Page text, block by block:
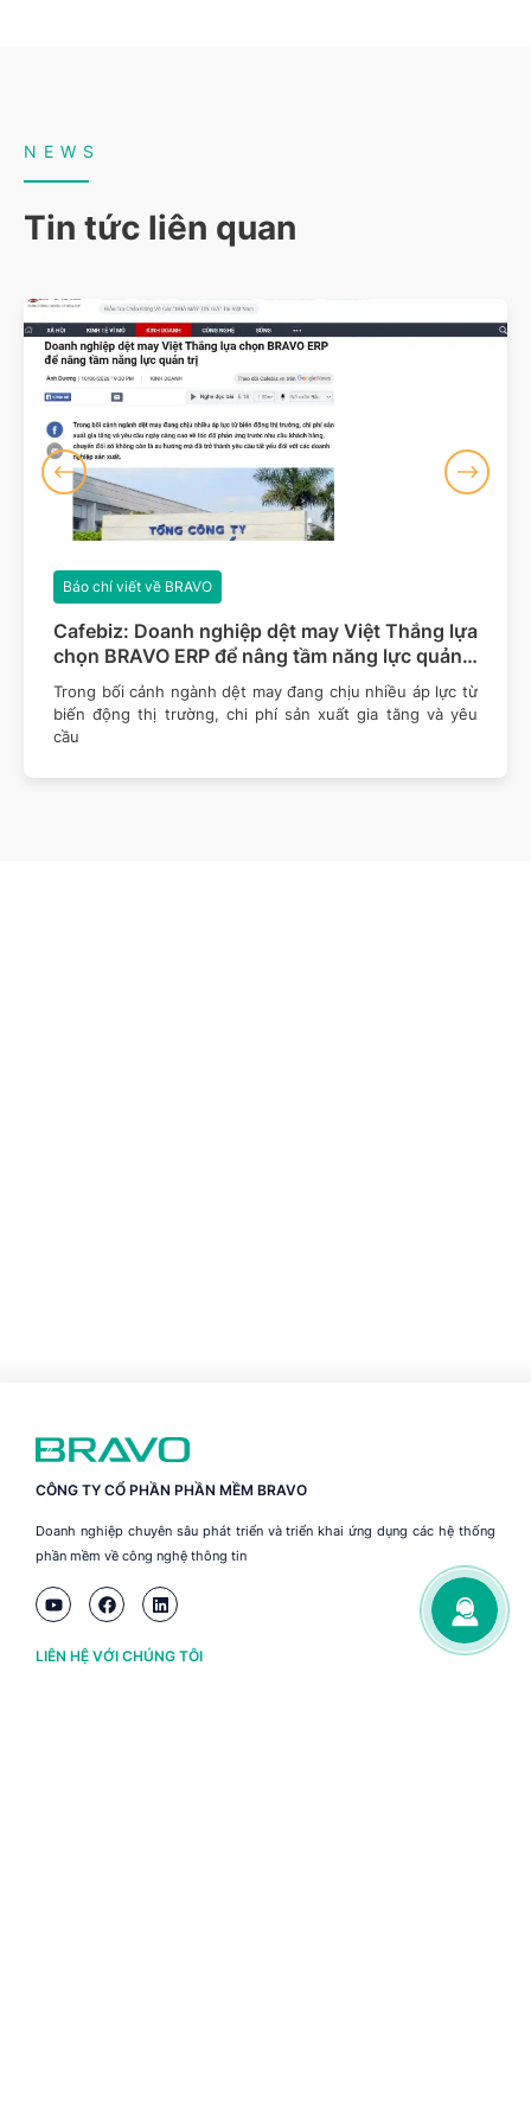
NEWS
Tin tức liên quan
Cafebiz: Doanh nghiệp dệt may Việt Thắng lựa
chọn BRAVO ERP để nâng tầm năng lực quản
trị
Báo chí viết về BRAVO
Trong bối cảnh ngành dệt may đang chịu nhiều áp lực từ
biến động thị trường, chi phí sản xuất gia tăng và yêu
cầu
CÔNG TY CỔ PHẦN PHẦN MỀM BRAVO
Doanh nghiệp chuyên sâu phát triển và triển khai ứng dụng các hệ thống
phần mềm về công nghệ thông tin
LIÊN HỆ VỚI CHÚNG TÔI